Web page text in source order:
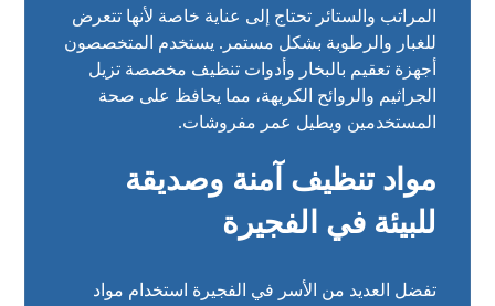
المراتب والستائر تحتاج إلى عناية خاصة لأنها تتعرض
للغبار والرطوبة بشكل مستمر. يستخدم المتخصصون
أجهزة تعقيم بالبخار وأدوات تنظيف مخصصة تزيل
الجراثيم والروائح الكريهة، مما يحافظ على صحة
المستخدمين ويطيل عمر مفروشات.
مواد تنظيف آمنة وصديقة
للبيئة في الفجيرة
تفضل العديد من الأسر في الفجيرة استخدام مواد